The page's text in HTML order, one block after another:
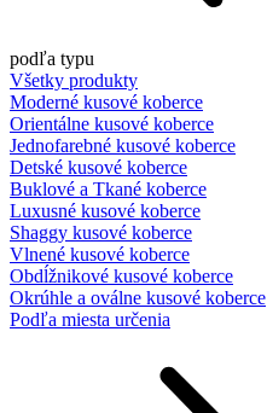
podľa typu
Všetky produkty
Moderné kusové koberce
Orientálne kusové koberce
Jednofarebné kusové koberce
Detské kusové koberce
Buklové a Tkané koberce
Luxusné kusové koberce
Shaggy kusové koberce
Vlnené kusové koberce
Obdĺžnikové kusové koberce
Okrúhle a oválne kusové koberce
Podľa miesta určenia